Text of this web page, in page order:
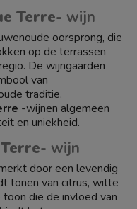
Terre- wijn
oorsprong, die
op de terrassen
De wijngaarden
van
traditie.
-wijnen algemeen
en uniekheid.
wijn
door een levendig
tonen van citrus, witte
die de invloed van